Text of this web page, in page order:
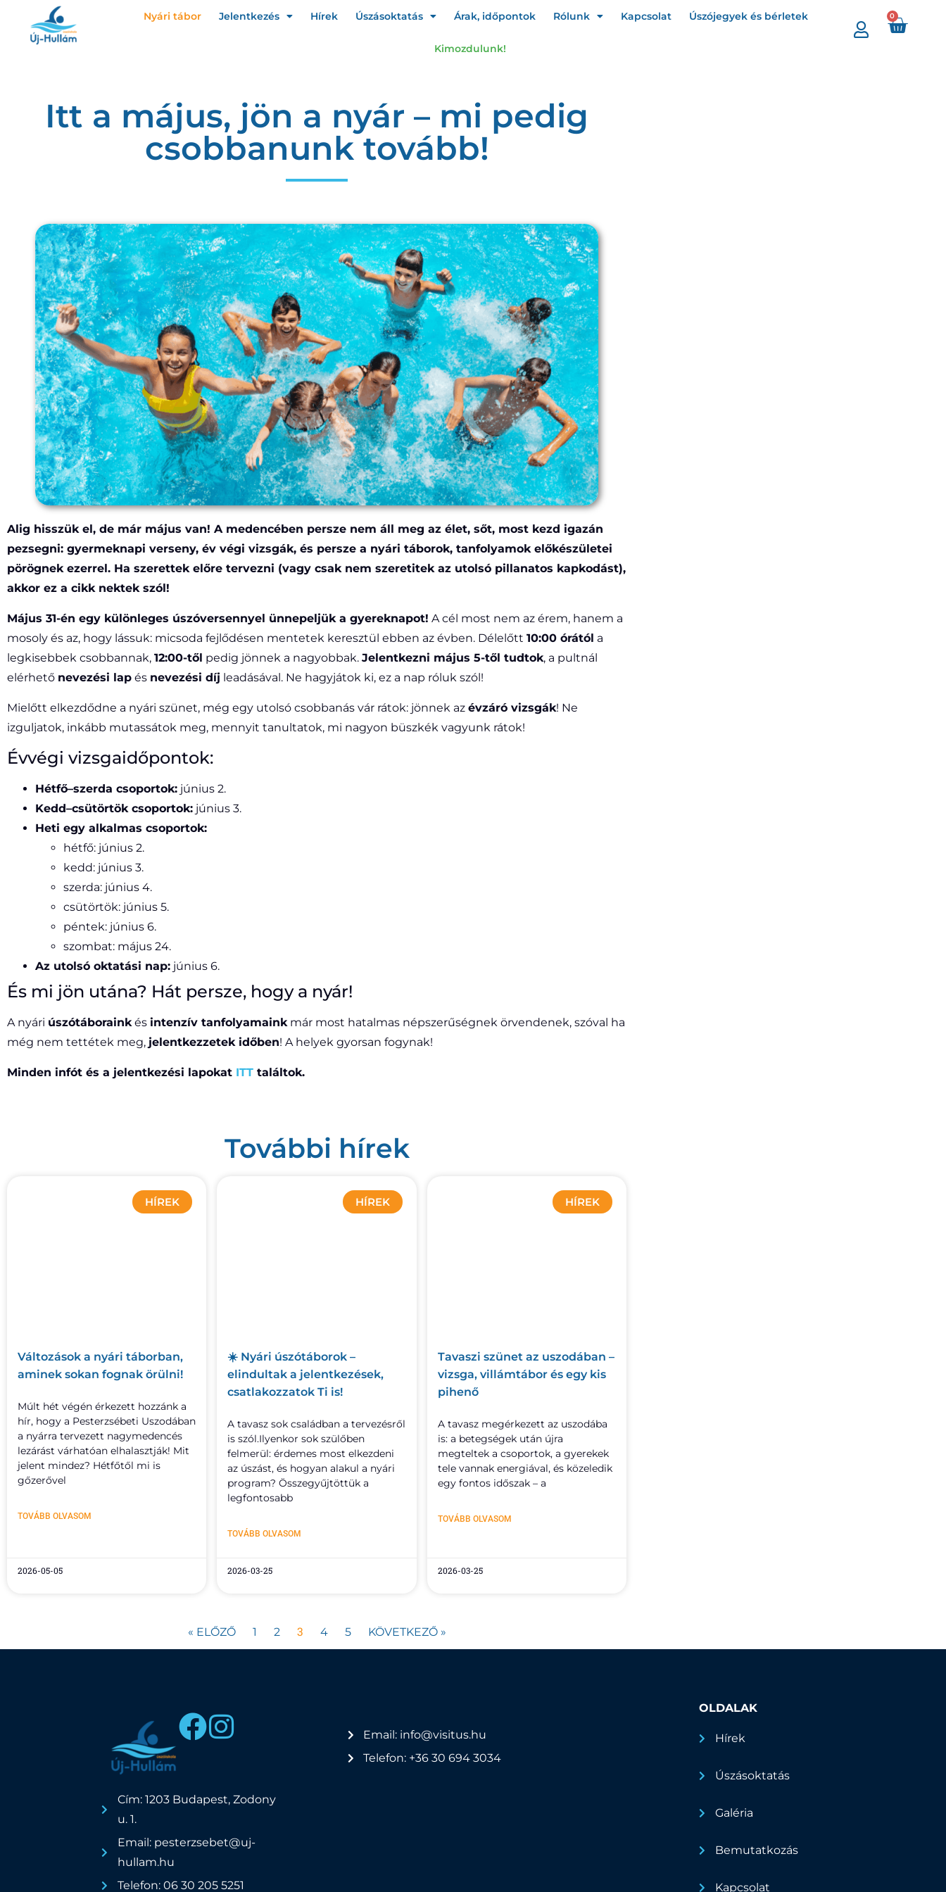
Nyári tábor Jelentkezés Hírek Úszásoktatás Árak, időpontok Rólunk Kapcsolat Úszójegyek és bérletek
Kimozdulunk!
0
Itt a május, jön a nyár – mi pedig
csobbanunk tovább!
Alig hisszük el, de már május van! A medencében persze nem áll meg az élet, sőt, most kezd igazán
pezsegni: gyermeknapi verseny, év végi vizsgák, és persze a nyári táborok, tanfolyamok előkészületei
pörögnek ezerrel. Ha szerettek előre tervezni (vagy csak nem szeretitek az utolsó pillanatos kapkodást),
akkor ez a cikk nektek szól!
Május 31-én egy különleges úszóversennyel ünnepeljük a gyereknapot! A cél most nem az érem, hanem a
mosoly és az, hogy lássuk: micsoda fejlődésen mentetek keresztül ebben az évben. Délelőtt 10:00 órától a
legkisebbek csobbannak, 12:00-től pedig jönnek a nagyobbak. Jelentkezni május 5-től tudtok, a pultnál
elérhető nevezési lap és nevezési díj leadásával. Ne hagyjátok ki, ez a nap róluk szól!
Mielőtt elkezdődne a nyári szünet, még egy utolsó csobbanás vár rátok: jönnek az évzáró vizsgák! Ne
izguljatok, inkább mutassátok meg, mennyit tanultatok, mi nagyon büszkék vagyunk rátok!
Évvégi vizsgaidőpontok:
Hétfő–szerda csoportok: június 2.
Kedd–csütörtök csoportok: június 3.
Heti egy alkalmas csoportok:
hétfő: június 2.
kedd: június 3.
szerda: június 4.
csütörtök: június 5.
péntek: június 6.
szombat: május 24.
Az utolsó oktatási nap: június 6.
És mi jön utána? Hát persze, hogy a nyár!
A nyári úszótáborainkés intenzív tanfolyamainkmár most hatalmas népszerűségnek örvendenek, szóval ha
még nem tettétek meg, jelentkezzetek időben! A helyek gyorsan fogynak!
Minden infót és a jelentkezési lapokat ITT találtok.
További hírek
HÍREK
Változások a nyári táborban,
aminek sokan fognak örülni!
Múlt hét végén érkezett hozzánk a
hír, hogy a Pesterzsébeti Uszodában
a nyárra tervezett nagymedencés
lezárást várhatóan elhalasztják! Mit
jelent mindez? Hétfőtől mi is
gőzerővel
TOVÁBB OLVASOM
2026-05-05
HÍREK
☀️ Nyári úszótáborok –
elindultak a jelentkezések,
csatlakozzatok Ti is!
A tavasz sok családban a tervezésről
is szól.Ilyenkor sok szülőben
felmerül: érdemes most elkezdeni
az úszást, és hogyan alakul a nyári
program? Összegyűjtöttük a
legfontosabb
TOVÁBB OLVASOM
2026-03-25
HÍREK
Tavaszi szünet az uszodában –
vizsga, villámtábor és egy kis
pihenő
A tavasz megérkezett az uszodába
is: a betegségek után újra
megteltek a csoportok, a gyerekek
tele vannak energiával, és közeledik
egy fontos időszak – a
TOVÁBB OLVASOM
2026-03-25
« ELŐZŐ 1 2 3 4 5 KÖVETKEZŐ »
Cím: 1203 Budapest, Zodony
u. 1.
Email: pesterzsebet@uj-
hullam.hu
Telefon: 06 30 205 5251
Email: info@visitus.hu
Telefon: +36 30 694 3034
OLDALAK
Hírek
Úszásoktatás
Galéria
Bemutatkozás
Kapcsolat